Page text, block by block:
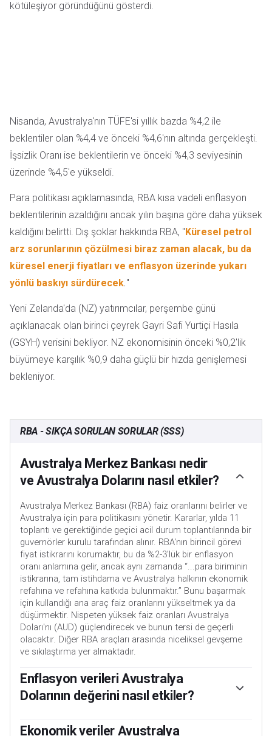
kötüleşiyor göründüğünü gösterdi.
Nisanda, Avustralya'nın TÜFE'si yıllık bazda %4,2 ile
beklentiler olan %4,4 ve önceki %4,6'nın altında gerçekleşti.
İşsizlik Oranı ise beklentilerin ve önceki %4,3 seviyesinin
üzerinde %4,5'e yükseldi.
Para politikası açıklamasında, RBA kısa vadeli enflasyon
beklentilerinin azaldığını ancak yılın başına göre daha yüksek
kaldığını belirtti. Dış şoklar hakkında RBA, " Küresel petrol
arz sorunlarının çözülmesi biraz zaman alacak, bu da
küresel enerji fiyatları ve enflasyon üzerinde yukarı
yönlü baskıyı sürdürecek."
Yeni Zelanda'da (NZ) yatırımcılar, perşembe günü
açıklanacak olan birinci çeyrek Gayri Safi Yurtiçi Hasıla
(GSYH) verisini bekliyor. NZ ekonomisinin önceki %0,2'lik
büyümeye karşılık %0,9 daha güçlü bir hızda genişlemesi
bekleniyor.
RBA - SIKÇA SORULAN SORULAR (SSS)
Avustralya Merkez Bankası nedir
ve Avustralya Dolarını nasıl etkiler?
Avustralya Merkez Bankası (RBA) faiz oranlarını belirler ve
Avustralya için para politikasını yönetir. Kararlar, yılda 11
toplantı ve gerektiğinde geçici acil durum toplantılarında bir
guvernörler kurulu tarafından alınır. RBA'nın birincil görevi
fiyat istikrarını korumaktır, bu da %2-3'lük bir enflasyon
oranı anlamına gelir, ancak aynı zamanda “...para biriminin
istikrarına, tam istihdama ve Avustralya halkının ekonomik
refahına ve refahına katkıda bulunmaktır.” Bunu başarmak
için kullandığı ana araç faiz oranlarını yükseltmek ya da
düşürmektir. Nispeten yüksek faiz oranları Avustralya
Doları'nı (AUD) güçlendirecek ve bunun tersi de geçerli
olacaktır. Diğer RBA araçları arasında niceliksel gevşeme
ve sıkılaştırma yer almaktadır.
Enflasyon verileri Avustralya
Dolarının değerini nasıl etkiler?
geleneksel olarak her zaman para birimleri için olumsuz bir
Ekonomik veriler Avustralya